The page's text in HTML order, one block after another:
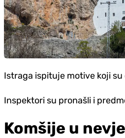
Istraga ispituje motive koji
Inspektori su pronašli i
Komšije u